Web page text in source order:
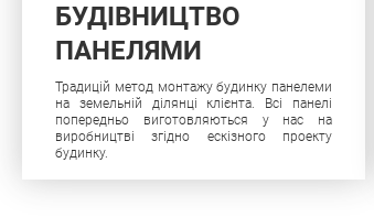
БУДІВНИЦТВО
ПАНЕЛЯМИ
Традицій метод монтажу будинку панелеми
на земельній ділянці клієнта. Всі панелі
попередньо виготовляються у нас на
виробництві згідно ескізного проекту
будинку.